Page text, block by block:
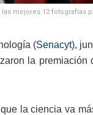
mejores 12 fotografías
(Senacyt),
la premiación
la ciencia va